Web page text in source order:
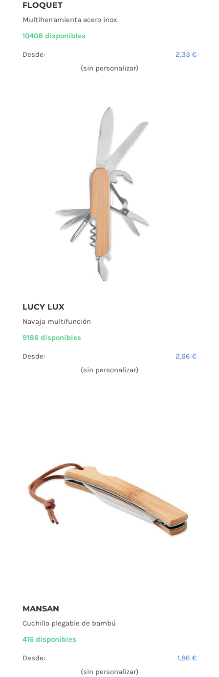
FLOQUET
Multiherramienta acero inox.
10408 disponibles
Desde: 2,33 €
(sin personalizar)
LUCY LUX
Navaja multifunción
9186 disponibles
Desde: 2,66 €
(sin personalizar)
MANSAN
Cuchillo plegable de bambú
416 disponibles
Desde: 1,86 €
(sin personalizar)